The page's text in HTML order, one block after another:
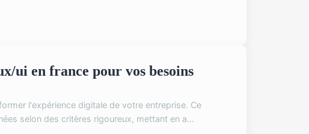
ui en france pour vos besoins
l'expérience digitale de votre entreprise. Ce
selon des critères rigoureux, mettant en a...